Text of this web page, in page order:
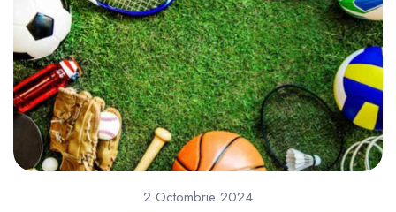
2 Octombrie 2024